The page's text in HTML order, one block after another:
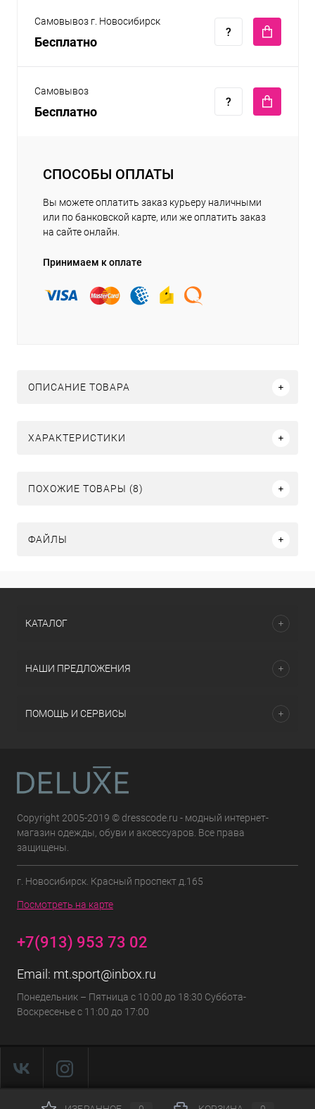
Самовывоз г. Новосибирск
Бесплатно
Самовывоз
Бесплатно
СПОСОБЫ ОПЛАТЫ
Вы можете оплатить заказ курьеру наличными
или по банковской карте, или же оплатить заказ
на сайте онлайн.
Принимаем к оплате
ОПИСАНИЕ ТОВАРА
ХАРАКТЕРИСТИКИ
ПОХОЖИЕ ТОВАРЫ (8)
ФАЙЛЫ
КАТАЛОГ
НАШИ ПРЕДЛОЖЕНИЯ
ПОМОЩЬ И СЕРВИСЫ
Copyright 2005-2019 © dresscode.ru - модный интернет-
магазин одежды, обуви и аксессуаров. Все права
защищены.
г. Новосибирск. Красный проспект д.165
Посмотреть на карте
+7(913) 953 73 02
Email: mt.sport@inbox.ru
Понедельник – Пятница с 10:00 до 18:30 Суббота-
Воскресенье с 11:00 до 17:00